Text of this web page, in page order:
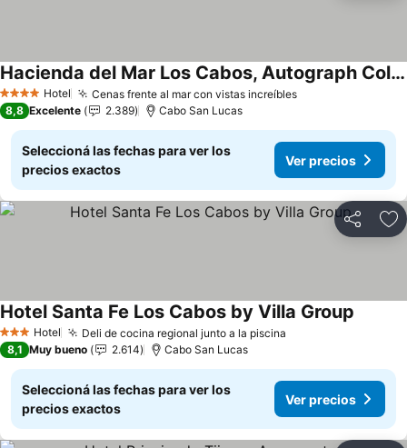
4 EstrellasHotel Cenas frente al mar con vistas increíbles
Hacienda del Mar Los Cabos, Autograph Collection
8,8 Excelente 2.389 Cabo San Lucas
Seleccioná las fechas para ver los
precios exactos
Ver precios
Compartir
3 Estrellas
Hotel Deli de cocina regional junto a la piscina
Hotel Santa Fe Los Cabos by Villa Group
8,1 Muy bueno 2.614 Cabo San Lucas
Seleccioná las fechas para ver los
precios exactos
Ver precios